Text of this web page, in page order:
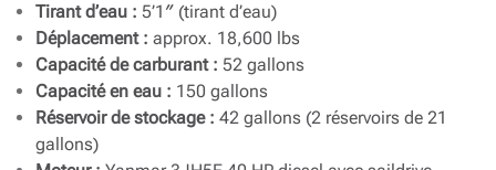
Tirant d’eau : 5’1″ (tirant d’eau)
Déplacement : approx. 18,600 lbs
Capacité de carburant : 52 gallons
Capacité en eau : 150 gallons
Réservoir de stockage : 42 gallons (2 réservoirs de 21
gallons)